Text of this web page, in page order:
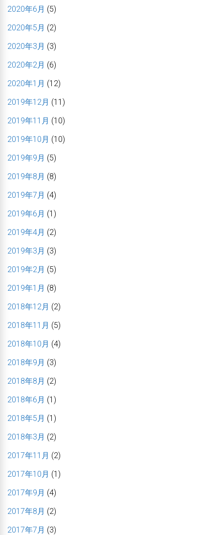
2020年6月 (5)
2020年5月 (2)
2020年3月 (3)
2020年2月 (6)
2020年1月 (12)
2019年12月 (11)
2019年11月 (10)
2019年10月 (10)
2019年9月 (5)
2019年8月 (8)
2019年7月 (4)
2019年6月 (1)
2019年4月 (2)
2019年3月 (3)
2019年2月 (5)
2019年1月 (8)
2018年12月 (2)
2018年11月 (5)
2018年10月 (4)
2018年9月 (3)
2018年8月 (2)
2018年6月 (1)
2018年5月 (1)
2018年3月 (2)
2017年11月 (2)
2017年10月 (1)
2017年9月 (4)
2017年8月 (2)
2017年7月 (3)